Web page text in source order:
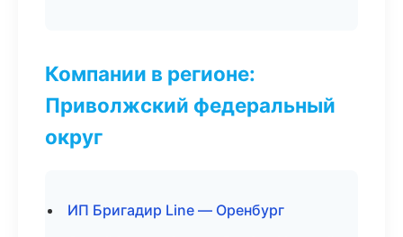
Компании в регионе:
Приволжский федеральный
округ
ИП Бригадир Line — Оренбург